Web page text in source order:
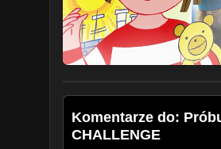
Komentarze do:
CHALLENGE